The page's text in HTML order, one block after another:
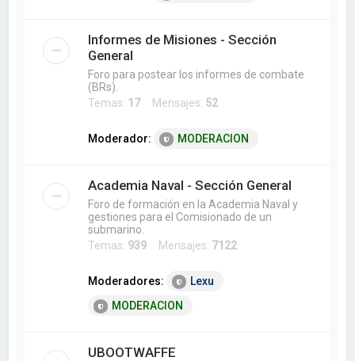
Informes de Misiones - Sección
General
Foro para postear los informes de combate
(BRs).
Temas: 17Mensajes: 52
Moderador: MODERACION
Academia Naval - Sección General
Foro de formación en la Academia Naval y
gestiones para el Comisionado de un
submarino.
Temas: 939 Mensajes: 7122
Moderadores:
Lexu
MODERACION
UBOOTWAFFE